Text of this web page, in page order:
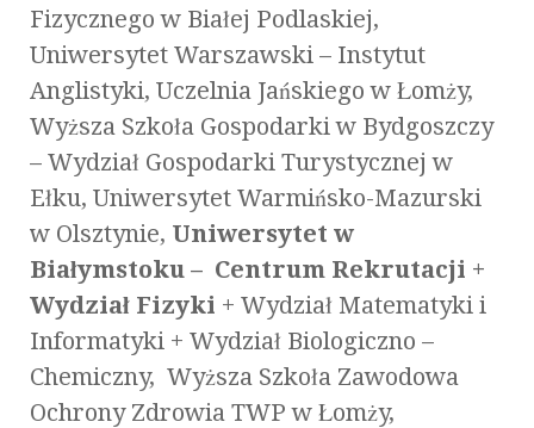
Fizycznego w Białej Podlaskiej,
Uniwersytet Warszawski – Instytut
Anglistyki, Uczelnia Jańskiego w Łomży,
Wyższa Szkoła Gospodarki w Bydgoszczy
– Wydział Gospodarki Turystycznej w
Ełku, Uniwersytet Warmińsko-Mazurski
w Olsztynie, Uniwersytet w
Białymstoku – Centrum Rekrutacji +
Wydział Fizyki + Wydział Matematyki i
Informatyki + Wydział Biologiczno –
Chemiczny, Wyższa Szkoła Zawodowa
Ochrony Zdrowia TWP w Łomży,